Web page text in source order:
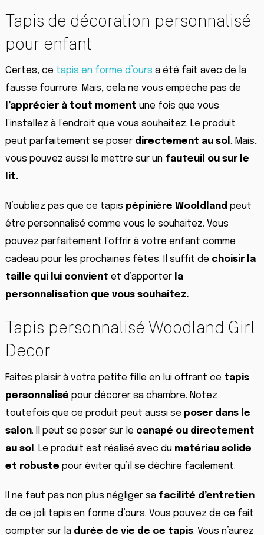
Tapis de décoration personnalisé
pour enfant
Certes, ce tapis en forme d’ours a été fait avec de la
fausse fourrure. Mais, cela ne vous empêche pas de
l’apprécier à tout moment une fois que vous
l’installez à l’endroit que vous souhaitez. Le produit
peut parfaitement se poser directement au sol . Mais,
vous pouvez aussi le mettre sur un fauteuil ou sur le
lit.
N’oubliez pas que ce tapis pépinière Wooldland peut
être personnalisé comme vous le souhaitez. Vous
pouvez parfaitement l’offrir à votre enfant comme
cadeau pour les prochaines fêtes. Il suffit de choisir la
taille qui lui convient et d’apporter la
personnalisation que vous souhaitez.
Tapis personnalisé Woodland Girl
Decor
Faites plaisir à votre petite fille en lui offrant ce tapis
personnalisé pour décorer sa chambre. Notez
toutefois que ce produit peut aussi se poser dans le
salon. Il peut se poser sur le canapé ou directement
au sol . Le produit est réalisé avec du matériau solide
et robuste pour éviter qu’il se déchire facilement.
Il ne faut pas non plus négliger sa facilité d’entretien
de ce joli tapis en forme d’ours. Vous pouvez de ce fait
compter sur la durée de vie de ce tapis. Vous n’aurez